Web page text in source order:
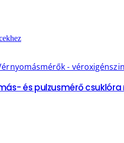
-
és pulzusmérő csuklóra